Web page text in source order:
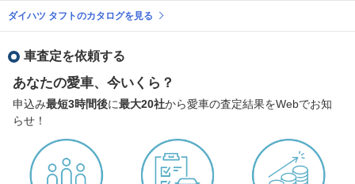
ダイハツ タフトのカタログを見る
車査定を依頼する
あなたの愛車、今いくら？
申込み最短3時間後に最大20社から愛車の査定結果をWebでお知
らせ！